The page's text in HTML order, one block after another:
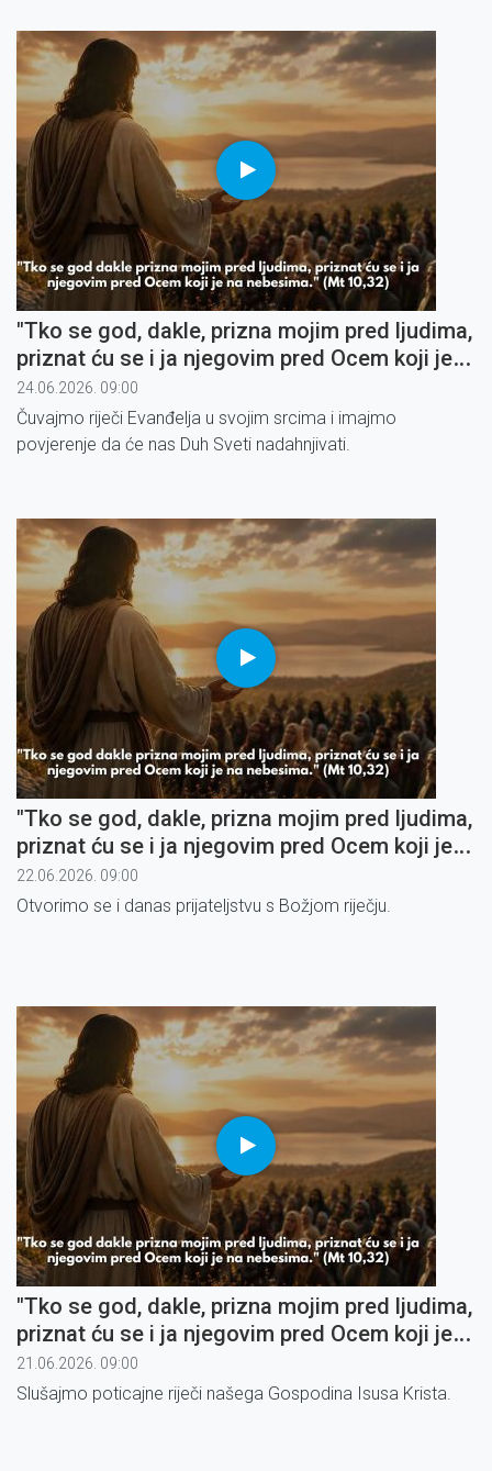
"Tko se god, dakle, prizna mojim pred ljudima,
priznat ću se i ja njegovim pred Ocem koji je
na nebesima" (3)
24.06.2026. 09:00
Čuvajmo riječi Evanđelja u svojim srcima i imajmo
povjerenje da će nas Duh Sveti nadahnjivati.
"Tko se god, dakle, prizna mojim pred ljudima,
priznat ću se i ja njegovim pred Ocem koji je
na nebesima" (2)
22.06.2026. 09:00
Otvorimo se i danas prijateljstvu s Božjom riječju.
"Tko se god, dakle, prizna mojim pred ljudima,
priznat ću se i ja njegovim pred Ocem koji je
na nebesima" (1)
21.06.2026. 09:00
Slušajmo poticajne riječi našega Gospodina Isusa Krista.